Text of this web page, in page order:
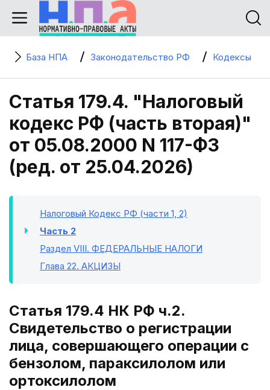
База НПА Законодательство РФ Кодексы
Статья 179.4. "Налоговый
кодекс РФ (часть вторая)"
от 05.08.2000 N 117-ФЗ
(ред. от 25.04.2026)
Налоговый Кодекс РФ (части 1, 2)
Часть 2
Раздел VIII. ФЕДЕРАЛЬНЫЕ НАЛОГИ
Глава 22. АКЦИЗЫ
Статья 179.4 НК РФ ч.2.
Свидетельство о регистрации
лица, совершающего операции с
бензолом, параксилолом или
ортоксилолом